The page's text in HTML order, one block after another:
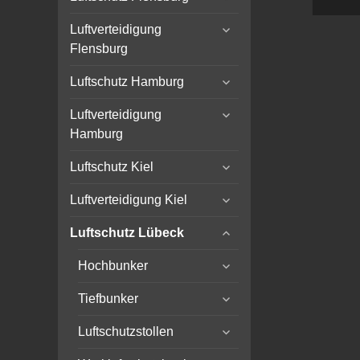
menu
Luftverteidigung
Flensburg
expand
Luftschutz Hamburg
expand
menu
Luftverteidigung
Hamburg
expand
Luftschutz Kiel
expand
menu
Luftverteidigung Kiel
expand
menu
Luftschutz Lübeck
expand
menu
Hochbunker
expand
menu
Tiefbunker
expand
menu
Luftschutzstollen
expand